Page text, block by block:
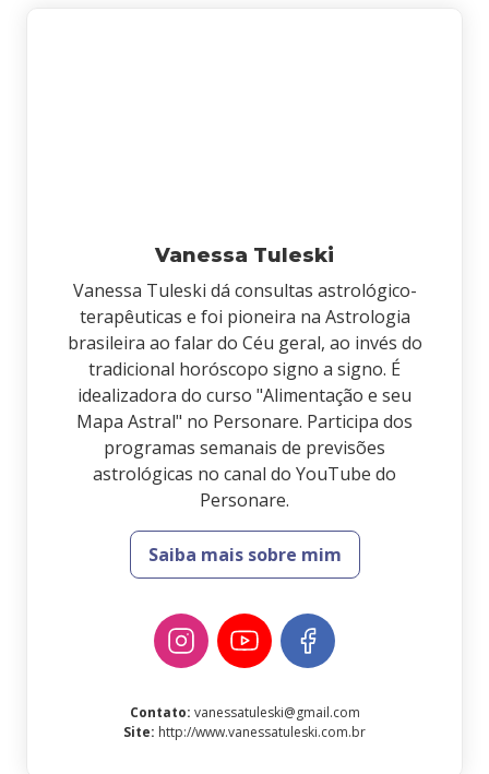
Vanessa Tuleski
Vanessa Tuleski dá consultas astrológico-
terapêuticas e foi pioneira na Astrologia
brasileira ao falar do Céu geral, ao invés do
tradicional horóscopo signo a signo. É
idealizadora do curso "Alimentação e seu
Mapa Astral" no Personare. Participa dos
programas semanais de previsões
astrológicas no canal do YouTube do
Personare.
Saiba mais sobre mim
Contato: vanessatuleski@gmail.com
Site: http://www.vanessatuleski.com.br